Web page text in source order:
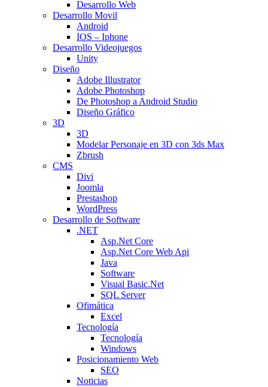
Desarrollo Web
Desarrollo Movil
Android
IOS – Iphone
Desarrollo Videojuegos
Unity
Diseño
Adobe Illustrator
Adobe Photoshop
De Photoshop a Android Studio
Diseño Gráfico
3D
3D
Modelar Personaje en 3D con 3ds Max
Zbrush
CMS
Divi
Joomla
Prestashop
WordPress
Desarrollo de Software
.NET
Asp.Net Core
Asp.Net Core Web Api
Java
Software
Visual Basic.Net
SQL Server
Ofimática
Excel
Tecnología
Tecnología
Windows
Posicionamiento Web
SEO
Noticias